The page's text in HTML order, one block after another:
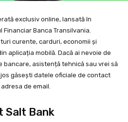
exclusiv online, lansată în
Financiar Banca Transilvania.
curente, carduri, economii și
aplicația mobilă. Dacă ai nevoie de
bancare, asistență tehnică sau vrei să
găsești datele oficiale de contact
de email.
Salt Bank